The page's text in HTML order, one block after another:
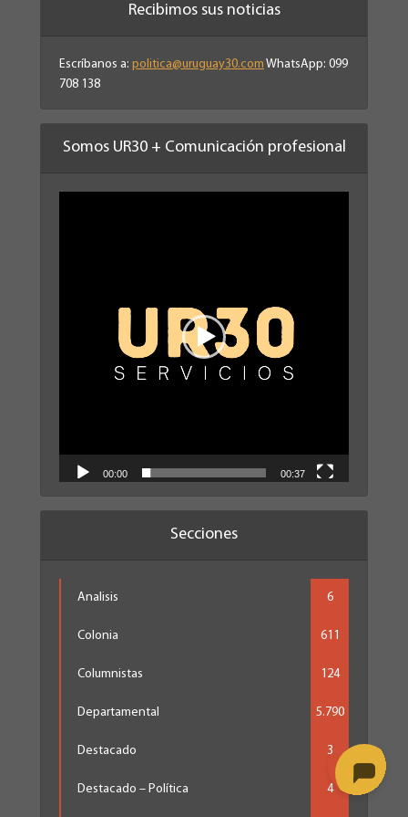
Recibimos sus noticias
Escríbanos a: politica@uruguay30.com WhatsApp: 099
708 138
Somos UR30 + Comunicación profesional
00:00 00:37
Secciones
Analisis 6
Colonia 611
Columnistas 124
Departamental 5.790
Destacado 3
Destacado – Política 4